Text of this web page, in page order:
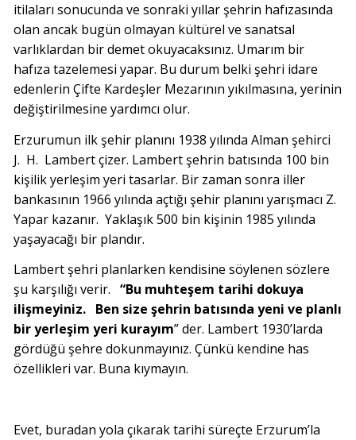
itilaları sonucunda ve sonraki yıllar şehrin hafızasında
olan ancak bugün olmayan kültürel ve sanatsal
varlıklardan bir demet okuyacaksınız. Umarım bir
hafıza tazelemesi yapar. Bu durum belki şehri idare
edenlerin Çifte Kardeşler Mezarının yıkılmasına, yerinin
değiştirilmesine yardımcı olur.
Erzurumun ilk şehir planını 1938 yılında Alman şehirci
J. H. Lambert çizer. Lambert şehrin batısında 100 bin
kişilik yerleşim yeri tasarlar. Bir zaman sonra iller
bankasının 1966 yılında açtığı şehir planını yarışmacı Z.
Yapar kazanır. Yaklaşık 500 bin kişinin 1985 yılında
yaşayacağı bir plandır.
Lambert şehri planlarken kendisine söylenen sözlere
şu karşılığı verir. “Bu muhteşem tarihi dokuya
ilişmeyiniz. Ben size şehrin batısında yeni ve planlı
bir yerleşim yeri kurayım” der. Lambert 1930’larda
gördüğü şehre dokunmayınız. Çünkü kendine has
özellikleri var. Buna kıymayın.
Evet, buradan yola çıkarak tarihi süreçte Erzurum’la